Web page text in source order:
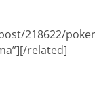
218622/
related]